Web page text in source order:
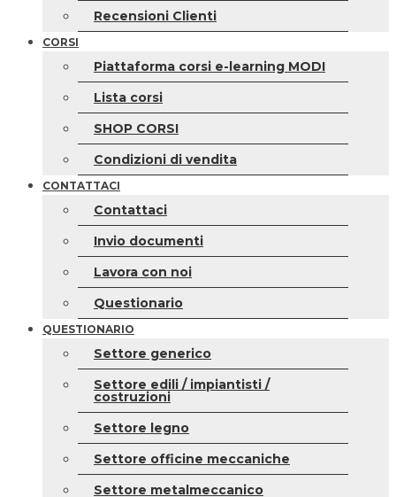
Recensioni Clienti
CORSI
Piattaforma corsi e-learning MODI
Lista corsi
SHOP CORSI
Condizioni di vendita
CONTATTACI
Contattaci
Invio documenti
Lavora con noi
Questionario
QUESTIONARIO
Settore generico
Settore edili / impiantisti /
costruzioni
Settore legno
Settore officine meccaniche
Settore metalmeccanico